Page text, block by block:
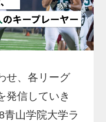
せ、各リーグ
発信していき
青山学院大学ラ